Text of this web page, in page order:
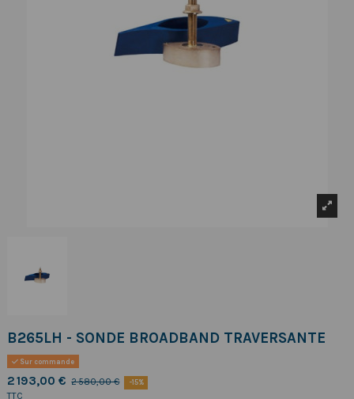
B265LH - SONDE BROADBAND TRAVERSANTE
Sur commande
2 193,00 € 2 580,00 € -15%
TTC